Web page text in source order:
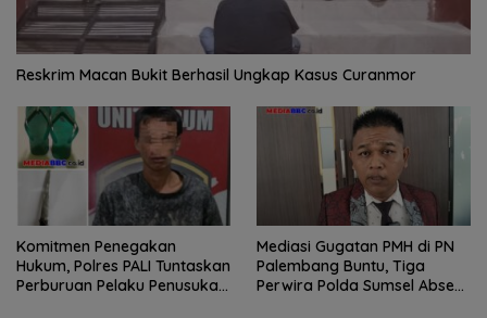
Reskrim Macan Bukit Berhasil Ungkap Kasus Curanmor
Komitmen Penegakan
Hukum, Polres PALI Tuntaskan
Perburuan Pelaku Penusukan
Mediasi Gugatan PMH di PN
Palembang Buntu, Tiga
Perwira Polda Sumsel Absen,